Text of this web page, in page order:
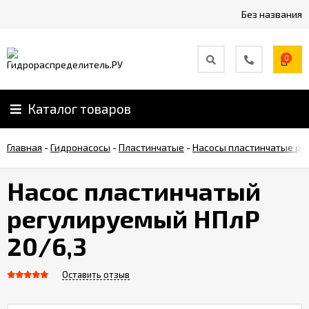
Без названия
0
Каталог товаров
Главная -Гидронасосы -Пластинчатые -Насосы пластинчатые
Насос пластинчатый
регулируемый НПлР
20/6,3
Оставить отзыв